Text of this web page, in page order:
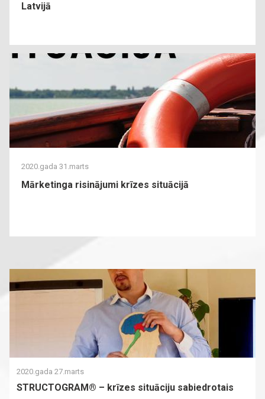
Latvijā
2020.gada 31.marts
Mārketinga risinājumi krīzes situācijā
2020.gada 27.marts
STRUCTOGRAM® – krīzes situāciju sabiedrotais